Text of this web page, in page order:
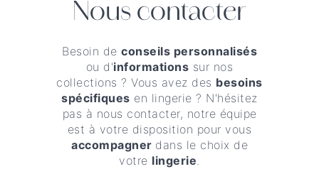
Nous contacter
Besoin de conseils personnalisés
ou d'informations sur nos
collections ? Vous avez des besoins
spécifiques en lingerie ? N'hésitez
pas à nous contacter, notre équipe
est à votre disposition pour vous
accompagner dans le choix de
votre lingerie.